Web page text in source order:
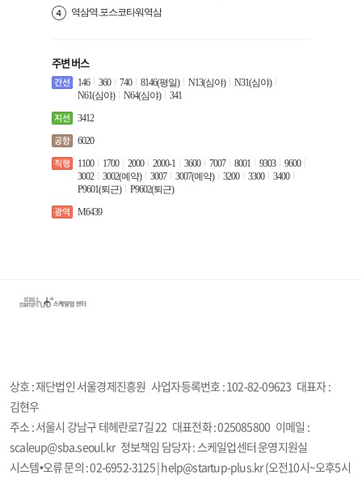
역삼역.포스코타워역삼
주변 버스
146 360 740 8146(평일) N13(심야)
N31(심야)
N61(심야)
N64(심야)
341
3412
6020
1100
1700 2000 2000-1 3600 7007 8001 9303
9600
3002
3002(예약) 3007 3007(예약) 3200 3300
3400
P9601(퇴근)
P9602(퇴근)
M6439
상호 : 재단법인 서울경제진흥원 사업자등록번호 :102-82-09623 대표자 :
김현우
주소 : 서울시 강남구 테헤란로7길 22 대표전화 : 025085800 이메일 :
scaleup@sba.seoul.kr 정보책임 담당자 : 스케일업센터 운영지원실
시스템•오류 문의 : 02-6952-3125 | help@startup-plus.kr (오전10시~오후5시